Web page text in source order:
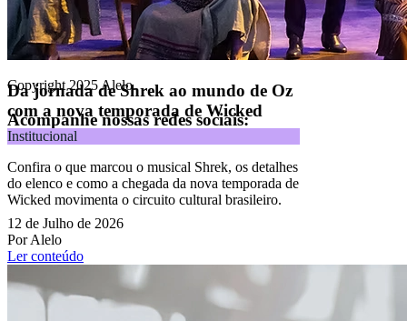
Da jornada de Shrek ao mundo de Oz
com a nova temporada de Wicked
Institucional
Confira o que marcou o musical Shrek, os detalhes
do elenco e como a chegada da nova temporada de
Wicked movimenta o circuito cultural brasileiro.
12 de Julho de 2026
Por Alelo
Ler conteúdo
CNPJ 09.092.759/0001-16 | Alameda Xingu, 512, 3º andar, parte,
Alphaville, Barueri/SP | CEP 06455-030
Todos os direitos reservados.
Copyright 2025 Alelo.
Acompanhe nossas redes sociais: